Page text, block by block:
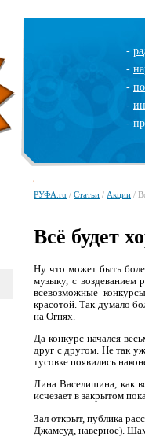
-
-
-
-
-
РУФА.ru / Статьи / Акции /
Всё будет
Ну что может быть
музыку, с воздеванием
всевозможные
красотой. Так думало
на Огнях.
Да конкурс начался
друг с другом. Не так
тусовке появились
Лина Васелишина, как
исчезает в закрытом
Зал открыт, публика
Джамсуд, наверное).